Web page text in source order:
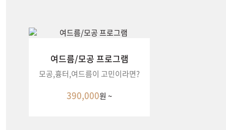
여드름/모공 프로그램
모공,흉터,여드름이 고민이라면?
390,000원 ~